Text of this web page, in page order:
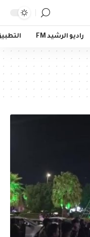
راديو الرشيد FM